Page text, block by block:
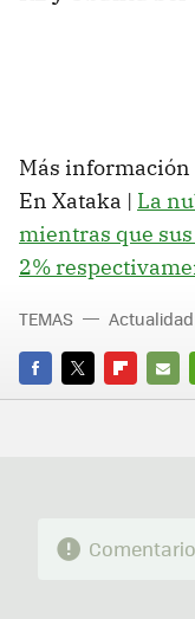
Más información
En Xataka | La
mientras que
2%
FACEBOOK
TWITTERFLIPBOARD
E-
TEMAS